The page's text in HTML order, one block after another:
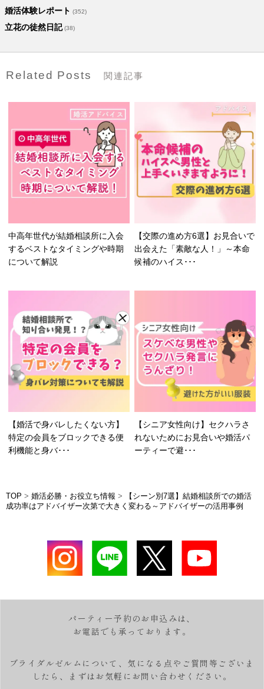
婚活体験レポート (352)
立花の徒然日記(38)
Related Posts 関連記事
中高年世代が結婚相談所に入会
するベストなタイミングや時期
について解説
【交際の進め方6選】お見合いで
出会えた「素敵な人！」～本命
候補のハイス･･･
【婚活で身バレしたくない方】
特定の会員をブロックできる便
利機能と身バ･･･
【シニア女性向け】セクハラさ
れないためにお見合いや婚活パ
ーティーで避･･･
TOP > 婚活必勝・お役立ち情報 >
【シーン別7選】結婚相談所での婚活
成功率はアドバイザー次第で大きく変わる～アドバイザーの活用事例
パーティー予約のお申込みは、
お電話でも承っております。
ブライダルゼルムについて、気になる点やご質問等ございま
したら、
まずはお気軽にお問い合わせください。